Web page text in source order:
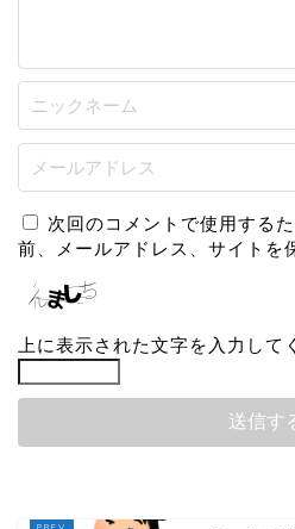
次回のコメントで使用する
前、メールアドレス、サイトを
上に表示された文字を入力して